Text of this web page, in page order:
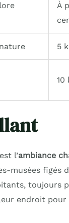
À
5
10
l’ambiance
musées figés
toujours
endroit pour